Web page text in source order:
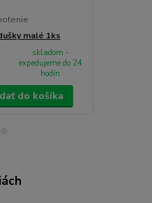
malé 1ks
skladom -
expedujeme do 24
hodín
do košíka